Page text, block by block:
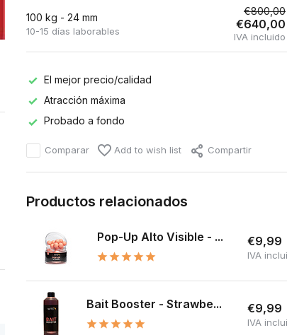
100 kg - 24 mm
10-15 días laborables
€800,00
€640,00
IVA incluido
El mejor precio/calidad
Atracción máxima
Probado a fondo
Comparar Add to wish list Compartir
Productos relacionados
Pop-Up Alto Visible - ... €9,99
IVA
Bait Booster - Strawbe... €9,99
IVA